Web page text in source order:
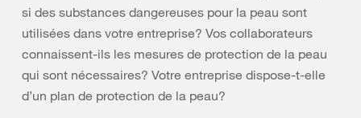
si des substances dangereuses pour la peau sont
utilisées dans votre entreprise? Vos collaborateurs
connaissent-ils les mesures de protection de la peau
qui sont nécessaires? Votre entreprise dispose-t-elle
d’un plan de protection de la peau?